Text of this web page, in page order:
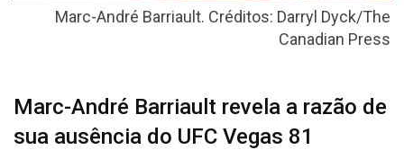
Marc-André Barriault. Créditos: Darryl Dyck/The
Canadian Press
Marc-André Barriault revela a razão de
sua ausência do UFC Vegas 81